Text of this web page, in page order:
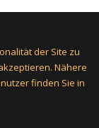
der Site zu
Nähere
finden Sie in